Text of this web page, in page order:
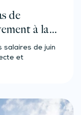
de
à la
salaires de juin
et